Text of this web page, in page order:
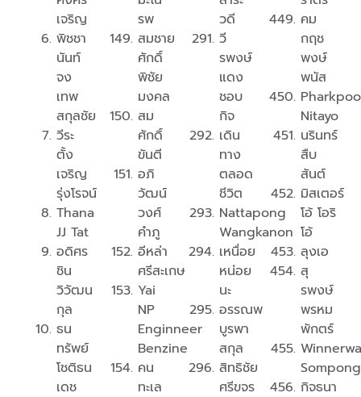
เจริญ
พิชชา
นันท์
จง
เทพ
สกุลชัย
วีระ
ตั้ง
เจริญ
รุ่งโรจน์
Thana
JJ Tat
อดิศร
ชิน
วิวัฒน
กุล
ธน
ทรัพย์
โชติธน
เดช
รพ
สมชาย
ศักดิ์
พิชัย
มงคล
สม
ศักดิ์
ขันตี
อภิ
วัฒน์
วงศ์
คำภู
อีหล่า
ศรีสะเกษ
Yai
NP
Enginneer
Benzine
คน
ทะเล
วดี
วี
รพงษ์
แดง
ชอบ
กิจ
เดิน
ทาง
ตลอด
ชีวิต
Nattapong
Wangkanon
เหนื่อย
หน่อย
นะ
อรรณพ
บูรพา
สกุล
สิทธิชัย
ศรีขจร
คม
กฤช
พงษ์
พนัส
Nitayo
นรินทร์
สืบ
สันต์
มิสเตอร์
โอ้ โอริ
โอ้
ลุงเอ
สุ
รพงษ์
พรหม
พักตร์
Sompong
กิจธนา